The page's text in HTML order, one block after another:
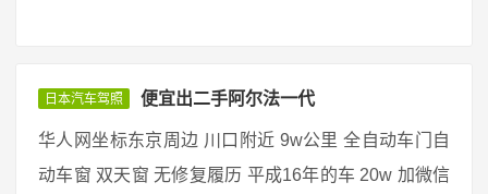
日本汽车驾照 便宜出二手阿尔法一代
华人网坐标东京周边 川口附近 9w公里 全自动车门自
动车窗 双天窗 无修复履历 平成16年的车 20w 加微信